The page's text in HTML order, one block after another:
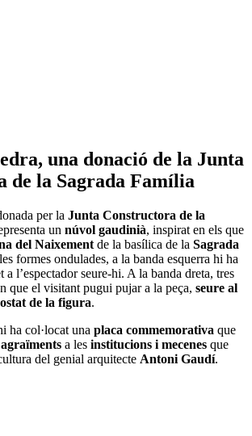
una donació de la Junta
de la Sagrada Família
per la Junta Constructora de la
un núvol gaudinià, inspirat en els que
del Naixement de la basílica de la Sagrada
formes ondulades, a la banda esquerra hi ha
a l’espectador seure-hi. A la banda dreta, tres
que el visitant pugui pujar a la peça, seure al
de la figura.
ha col·locat una placa commemorativa que
agraïments a les institucions i mecenes que
del genial arquitecte Antoni Gaudí.